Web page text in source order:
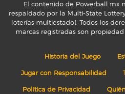
El contenido de Powerball.mx
respaldado por la Multi-State
loterías multiestado). Todos los
marcas registradas son
Historia del Juego
Jugar con Responsabilidad
Política de Privacidad